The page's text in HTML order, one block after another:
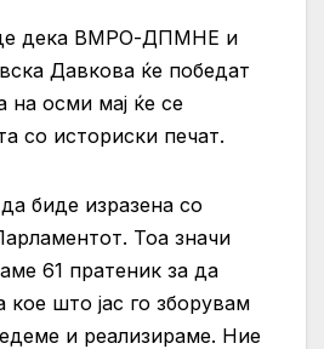
дека ВМРО-ДПМНЕ и
Давкова ќе победат
на осми мај ќе се
со историски печат.
биде изразена со
Тоа значи
61 пратеник за да
што јас го зборувам
и реализираме. Ние